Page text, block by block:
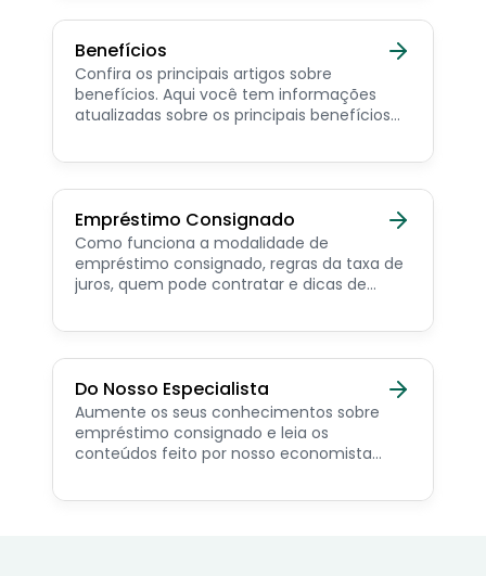
Benefícios
Confira os principais artigos sobre
benefícios. Aqui você tem informações
atualizadas sobre os principais benefícios
pensionista e beneficiários de programas
Empréstimo Consignado
Como funciona a modalidade de
empréstimo consignado, regras da taxa de
juros, quem pode contratar e dicas de
Do Nosso Especialista
Aumente os seus conhecimentos sobre
empréstimo consignado e leia os
conteúdos feito por nosso economista